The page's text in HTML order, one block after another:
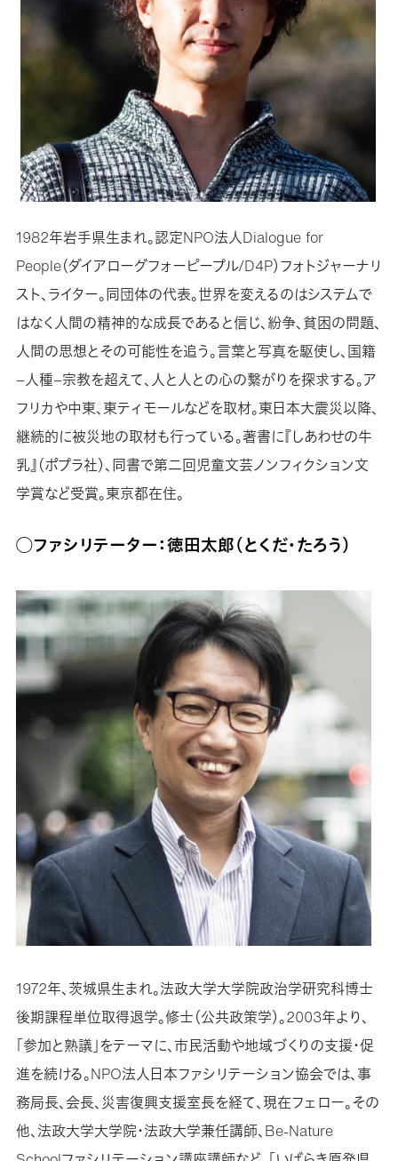
1982年岩手県生まれ。認定NPO法人Dialogue for
People（ダイアローグフォーピープル/D4P）フォトジャーナリ
スト、ライター。同団体の代表。世界を変えるのはシステムで
はなく人間の精神的な成長であると信じ、紛争、貧困の問題、
人間の思想とその可能性を追う。言葉と写真を駆使し、国籍
−人種−宗教を超えて、人と人との心の繋がりを探求する。ア
フリカや中東、東ティモールなどを取材。東日本大震災以降、
継続的に被災地の取材も行っている。著書に『しあわせの牛
乳』（ポプラ社）、同書で第二回児童文芸ノンフィクション文
学賞など受賞。東京都在住。
◯ファシリテーター：徳田太郎（とくだ・たろう）
1972年、茨城県生まれ。法政大学大学院政治学研究科博士
後期課程単位取得退学。修士（公共政策学）。2003年より、
「参加と熟議」をテーマに、市民活動や地域づくりの支援・促
進を続ける。NPO法人日本ファシリテーション協会では、事
務局長、会長、災害復興支援室長を経て、現在フェロー。その
他、法政大学大学院・法政大学兼任講師、Be-Nature